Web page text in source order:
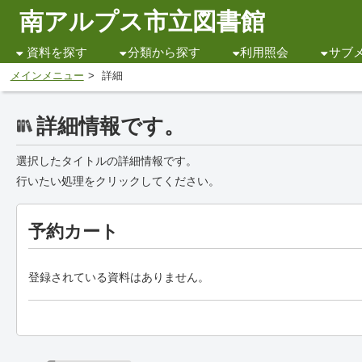
南アルプス市立図書館
資料を探す 分類から探す 利用照会 サブ
メインメニュー 詳細
詳細情報です。
選択したタイトルの詳細情報です。
行いたい処理をクリックしてください。
予約カート
登録されている資料はありません。